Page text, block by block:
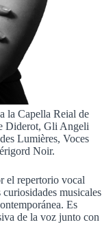
la Capella Reial de
Diderot, Gli Angeli
Lumières, Voces
Noir.
el repertorio vocal
musicales
Es
de la voz junto con